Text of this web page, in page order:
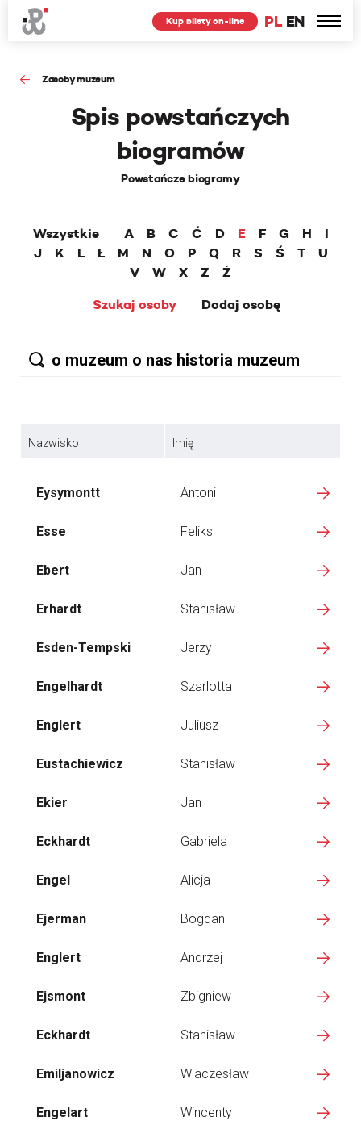
PL EN
Kup bilety on-line
Zasoby muzeum
Spis powstańczych
biogramów
Powstańcze biogramy
Wszystkie A B C Ć D E F G H
I
J
K L Ł M N O P Q R S Ś T
U
V
W X Z
Ż
Szukaj osoby
Dodaj osobę
Nazwisko Imię
Eysymontt Antoni
Esse Feliks
Ebert Jan
Erhardt Stanisław
Esden-Tempski Jerzy
Engelhardt Szarlotta
Englert Juliusz
Eustachiewicz Stanisław
Ekier Jan
Eckhardt Gabriela
Engel Alicja
Ejerman Bogdan
Englert Andrzej
Ejsmont Zbigniew
Eckhardt Stanisław
Emiljanowicz Wiaczesław
Engelart Wincenty